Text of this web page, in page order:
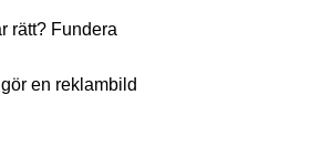
rätt? Fundera
en reklambild